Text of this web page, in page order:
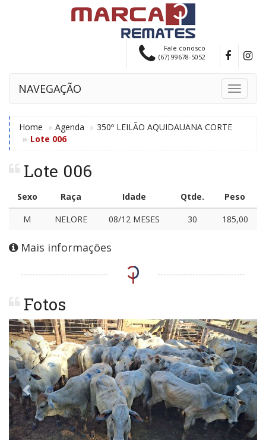
Fale conosco
(67) 99678-5052
Toggle
NAVEGAÇÃO
Home Agenda
350º LEILÃO AQUIDAUANA CORTE
Lote 006
Lote 006
Sexo Raça Idade Qtde.
Peso
M
NELORE 08/12 MESES 30 185,00
Mais informações
Fotos
Previous Next